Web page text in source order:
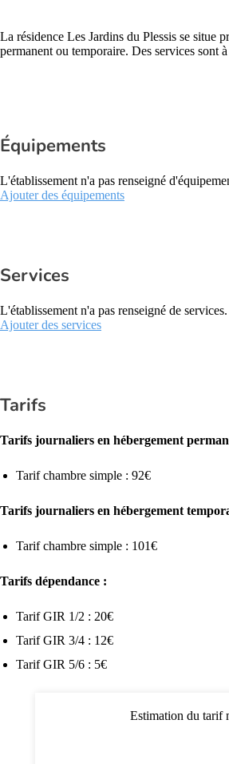
La résidence Les Jardins du Plessis se situe
permanent ou temporaire. Des services sont
Équipements
L'établissement n'a pas renseigné
Ajouter des équipements
Services
L'établissement n'a pas renseigné de services.
Ajouter des services
Tarifs
Tarifs journaliers en hébergement
Tarif chambre simple : 92€
Tarifs journaliers en hébergement
Tarif chambre simple : 101€
Tarifs dépendance :
Tarif GIR 1/2 : 20€
Tarif GIR 3/4 : 12€
Tarif GIR 5/6 : 5€
Estimation du tarif